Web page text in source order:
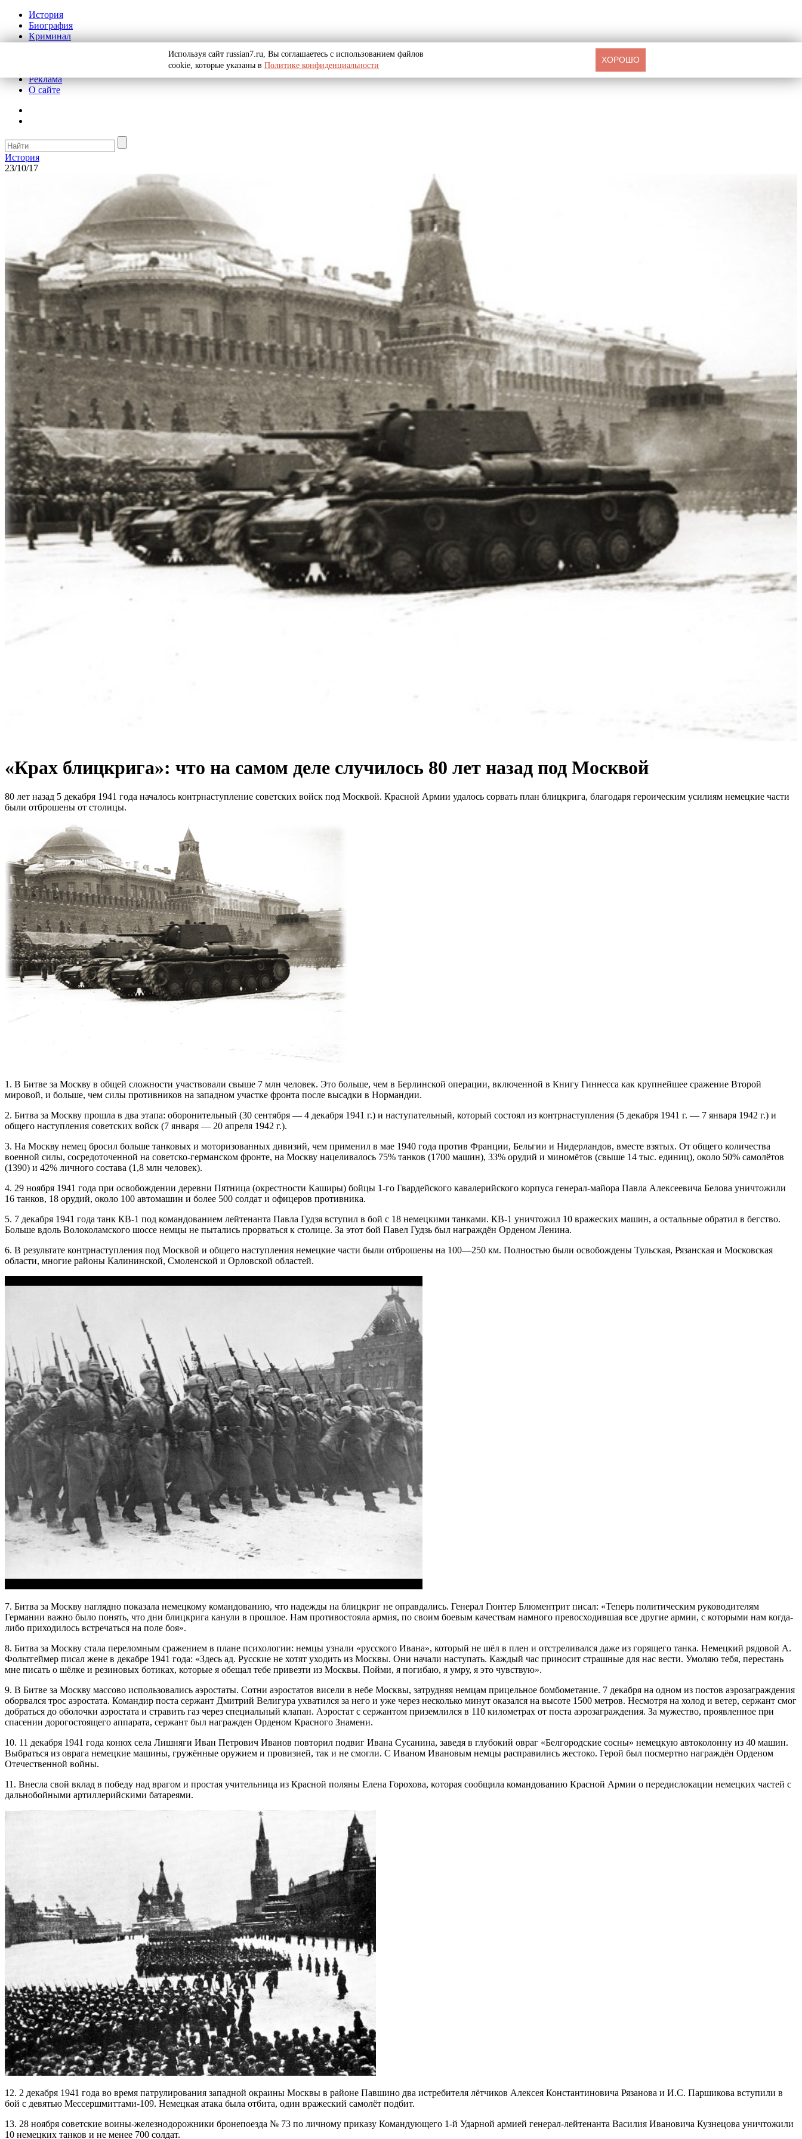
История
Биография
Криминал
Реклама
О сайте
История
23/10/17
«Крах блицкрига»: что на самом деле случилось 80 лет назад под Москвой
80 лет назад 5 декабря 1941 года началось контрнаступление советских войск под Москвой. Красной Армии удалось сорвать план блицкрига, благодаря героическим усилиям немецкие части
были отброшены от столицы.
1. В Битве за Москву в общей сложности участвовали свыше 7 млн человек. Это больше, чем в Берлинской операции, включенной в Книгу Гиннесса как крупнейшее сражение Второй
мировой, и больше, чем силы противников на западном участке фронта после высадки в Нормандии.
2. Битва за Москву прошла в два этапа: оборонительный (30 сентября — 4 декабря 1941 г.) и наступательный, который состоял из контрнаступления (5 декабря 1941 г. — 7 января 1942 г.) и
общего наступления советских войск (7 января — 20 апреля 1942 г.).
3. На Москву немец бросил больше танковых и моторизованных дивизий, чем применил в мае 1940 года против Франции, Бельгии и Нидерландов, вместе взятых. От общего количества
военной силы, сосредоточенной на советско-германском фронте, на Москву нацеливалось 75% танков (1700 машин), 33% орудий и миномётов (свыше 14 тыс. единиц), около 50% самолётов
(1390) и 42% личного состава (1,8 млн человек).
4. 29 ноября 1941 года при освобождении деревни Пятница (окрестности Каширы) бойцы 1-го Гвардейского кавалерийского корпуса генерал-майора Павла Алексеевича Белова уничтожили
16 танков, 18 орудий, около 100 автомашин и более 500 солдат и офицеров противника.
5. 7 декабря 1941 года танк КВ-1 под командованием лейтенанта Павла Гудзя вступил в бой с 18 немецкими танками. КВ-1 уничтожил 10 вражеских машин, а остальные обратил в бегство.
Больше вдоль Волоколамского шоссе немцы не пытались прорваться к столице. За этот бой Павел Гудзь был награждён Орденом Ленина.
6. В результате контрнаступления под Москвой и общего наступления немецкие части были отброшены на 100—250 км. Полностью были освобождены Тульская, Рязанская и Московская
области, многие районы Калининской, Смоленской и Орловской областей.
7. Битва за Москву наглядно показала немецкому командованию, что надежды на блицкриг не оправдались. Генерал Гюнтер Блюментрит писал: «Теперь политическим руководителям
Германии важно было понять, что дни блицкрига канули в прошлое. Нам противостояла армия, по своим боевым качествам намного превосходившая все другие армии, с которыми нам когда-
либо приходилось встречаться на поле боя».
8. Битва за Москву стала переломным сражением в плане психологии: немцы узнали «русского Ивана», который не шёл в плен и отстреливался даже из горящего танка. Немецкий рядовой А.
Фольтгеймер писал жене в декабре 1941 года: «Здесь ад. Русские не хотят уходить из Москвы. Они начали наступать. Каждый час приносит страшные для нас вести. Умоляю тебя, перестань
мне писать о шёлке и резиновых ботиках, которые я обещал тебе привезти из Москвы. Пойми, я погибаю, я умру, я это чувствую».
9. В Битве за Москву массово использовались аэростаты. Сотни аэростатов висели в небе Москвы, затрудняя немцам прицельное бомбометание. 7 декабря на одном из постов аэрозаграждения
оборвался трос аэростата. Командир поста сержант Дмитрий Велигура ухватился за него и уже через несколько минут оказался на высоте 1500 метров. Несмотря на холод и ветер, сержант смог
добраться до оболочки аэростата и стравить газ через специальный клапан. Аэростат с сержантом приземлился в 110 километрах от поста аэрозаграждения. За мужество, проявленное при
спасении дорогостоящего аппарата, сержант был награжден Орденом Красного Знамени.
10. 11 декабря 1941 года конюх села Лишняги Иван Петрович Иванов повторил подвиг Ивана Сусанина, заведя в глубокий овраг «Белгородские сосны» немецкую автоколонну из 40 машин.
Выбраться из оврага немецкие машины, гружённые оружием и провизией, так и не смогли. С Иваном Ивановым немцы расправились жестоко. Герой был посмертно награждён Орденом
Отечественной войны.
11. Внесла свой вклад в победу над врагом и простая учительница из Красной поляны Елена Горохова, которая сообщила командованию Красной Армии о передислокации немецких частей с
дальнобойными артиллерийскими батареями.
12. 2 декабря 1941 года во время патрулирования западной окраины Москвы в районе Павшино два истребителя лётчиков Алексея Константиновича Рязанова и И.С. Паршикова вступили в
бой с девятью Мессершмиттами-109. Немецкая атака была отбита, один вражеский самолёт подбит.
13. 28 ноября советские воины-железнодорожники бронепоезда № 73 по личному приказу Командующего 1-й Ударной армией генерал-лейтенанта Василия Ивановича Кузнецова уничтожили
10 немецких танков и не менее 700 солдат.
Используя сайт russian7.ru, Вы соглашаетесь с использованием файлов
cookie, которые указаны в Политике конфиденциальности
ХОРОШО